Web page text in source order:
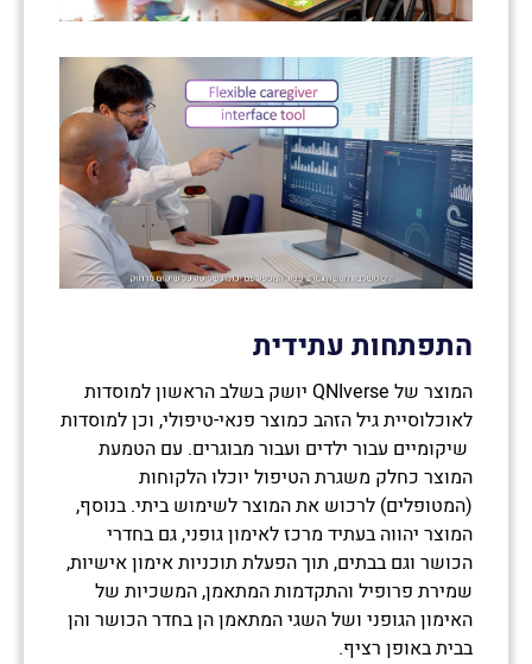
התפתחות עתידית
המוצר של QNIverse יושק בשלב הראשון למוסדות
לאוכלוסיית גיל הזהב כמוצר פנאי-טיפולי, וכן למוסדות
שיקומיים עבור ילדים ועבור מבוגרים. עם הטמעת
המוצר כחלק משגרת הטיפול יוכלו הלקוחות
(המטופלים) לרכוש את המוצר לשימוש ביתי. בנוסף,
המוצר יהווה בעתיד מרכז לאימון גופני, גם בחדרי
הכושר וגם בבתים, תוך הפעלת תוכניות אימון אישיות,
שמירת פרופיל והתקדמות המתאמן, המשכיות של
האימון הגופני ושל השגי המתאמן הן בחדר הכושר והן
בבית באופן רציף.